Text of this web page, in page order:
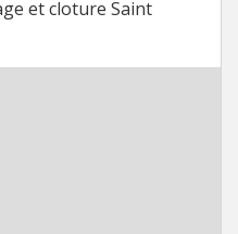
et cloture Saint